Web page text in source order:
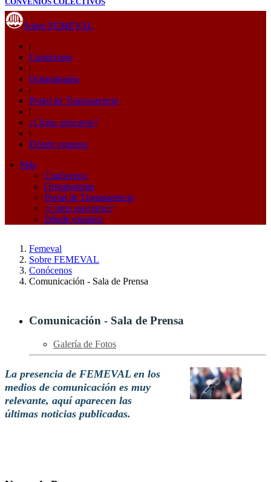
Sobre FEMEVAL
|
Conócenos
|
Organigrama
|
Portal de Transparencia
|
¿Cómo asociarse?
|
Dónde estamos
Más
Conócenos
Organigrama
Portal de Transparencia
¿Cómo asociarse?
Dónde estamos
Femeval
Sobre FEMEVAL
Conócenos
Comunicación - Sala de Prensa
Comunicación - Sala de Prensa
Galería de Fotos
La presencia de FEMEVAL en los
medios de comunicación es muy
relevante, aquí aparecen las
últimas noticias publicadas.